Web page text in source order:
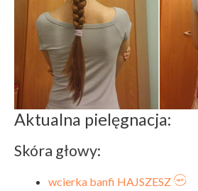
Aktualna pielęgnacja:
Skóra głowy:
wcierka banfi HAJSZESZ